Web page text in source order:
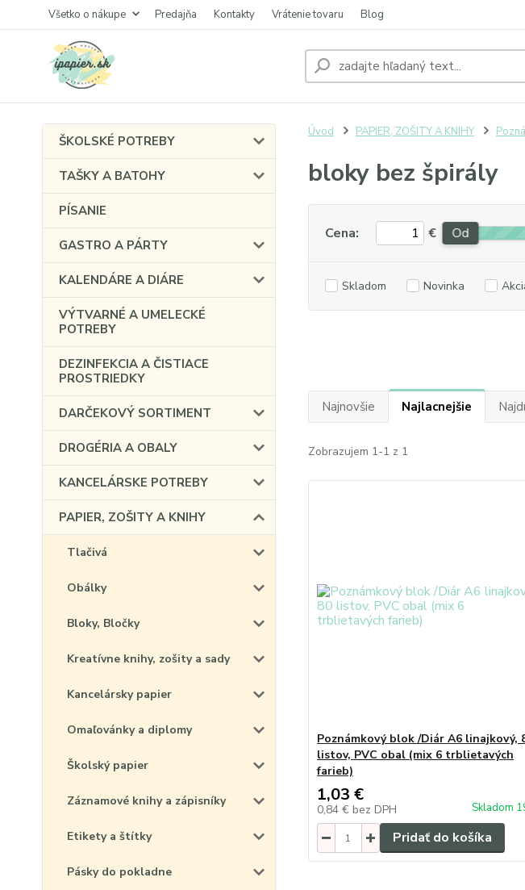
Všetko o nákupe Predajňa Kontakty Vrátenie tovaru Blog
ŠKOLSKÉ POTREBY
TAŠKY A BATOHY
PÍSANIE
GASTRO A PÁRTY
KALENDÁRE A DIÁRE
VÝTVARNÉ A UMELECKÉ
POTREBY
DEZINFEKCIA A ČISTIACE
PROSTRIEDKY
DARČEKOVÝ SORTIMENT
DROGÉRIA A OBALY
KANCELÁRSKE POTREBY
PAPIER, ZOŠITY A KNIHY
Tlačivá
Obálky
Bloky, Bločky
Kreatívne knihy, zošity a sady
Kancelársky papier
Omaľovánky a diplomy
Školský papier
Záznamové knihy a zápisníky
Etikety a štítky
Pásky do pokladne
Úvod PAPIER, ZOŠITY A KNIHY
bloky bez špirály
Cena: € Od
Skladom Novinka
Najnovšie Najlacnejšie
Zobrazujem 1-1 z 1
Poznámkový blok /Diár A6 linajkový,
listov, PVC obal (mix 6 trblietavých
farieb)
1,03 €
0,84 € bez DPH Skladom
Pridať do košíka